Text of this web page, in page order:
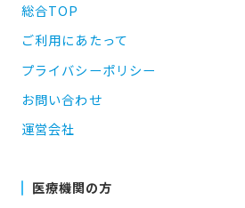
総合TOP
ご利用にあたって
プライバシーポリシー
お問い合わせ
運営会社
医療機関の方